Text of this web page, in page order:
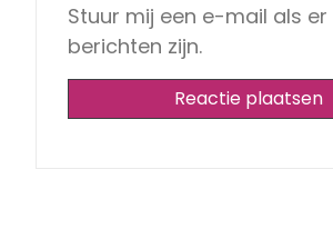
Stuur mij een e-mail als er
berichten zijn.